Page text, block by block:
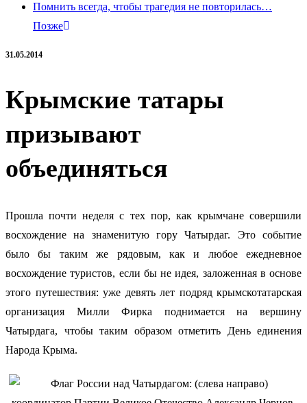
Помнить всегда, чтобы трагедия не повторилась…
Позже
31.05.2014
Крымские татары
призывают
объединяться
Прошла почти неделя с тех пор, как крымчане совершили
восхождение на знаменитую гору Чатырдаг. Это событие
было бы таким же рядовым, как и любое ежедневное
восхождение туристов, если бы не идея, заложенная в основе
этого путешествия: уже девять лет подряд крымскотатарская
организация Милли Фирка поднимается на вершину
Чатырдага, чтобы таким образом отметить День единения
Народа Крыма.